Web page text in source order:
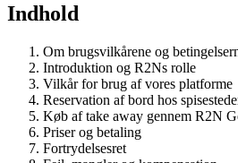
Indhold
Om brugsvilkårene og
Introduktion og R2Ns rolle
Vilkår for brug af vores platforme
Reservation af bord hos
Køb af take away gennem R2N
Priser og betaling
Fortrydelsesret